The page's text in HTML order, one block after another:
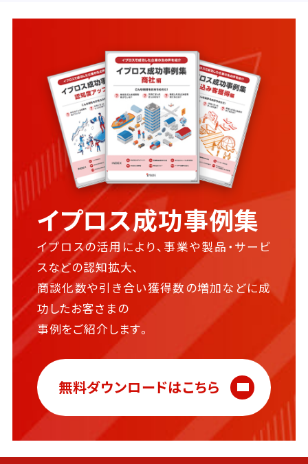
イプロス成功事例集
イプロスの活用により、事業や製品・サービ
スなどの認知拡大、
商談化数や引き合い獲得数の増加などに成
功したお客さまの
事例をご紹介します。
無料ダウンロードはこちら